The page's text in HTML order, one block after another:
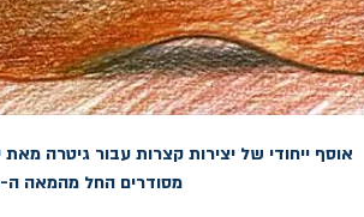
מסודרים החל מהמאה ה-14 ועד שוסטוקוביץ וסטרוינסקי.